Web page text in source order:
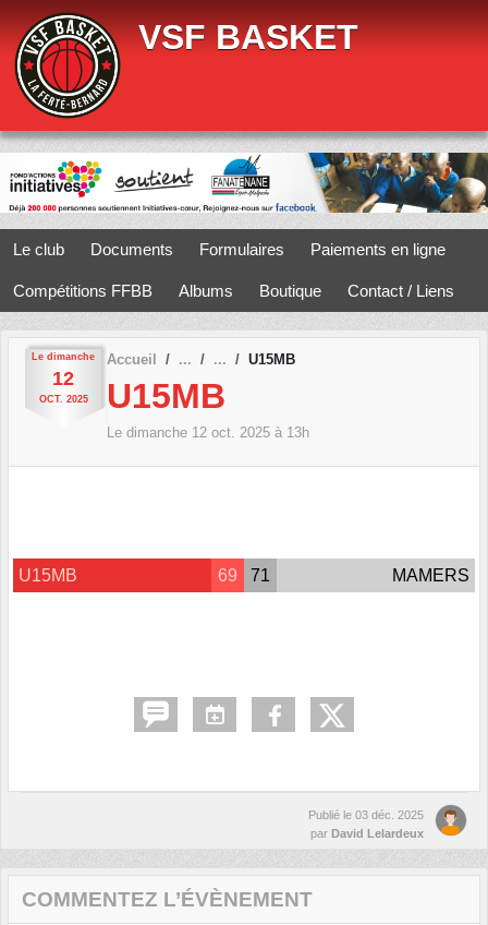
VSF BASKET
Le club Documents Formulaires Paiements en ligne
Compétitions FFBB Albums Boutique Contact / Liens
Le dimanche
12
OCT. 2025
Accueil U15MB
U15MB
Le dimanche 12 oct. 2025 à 13h
U15MB 69 71 MAMERS
Publié le 03 déc. 2025
par David Lelardeux
COMMENTEZ L’ÉVÈNEMENT
Panneau de gestion des cookies